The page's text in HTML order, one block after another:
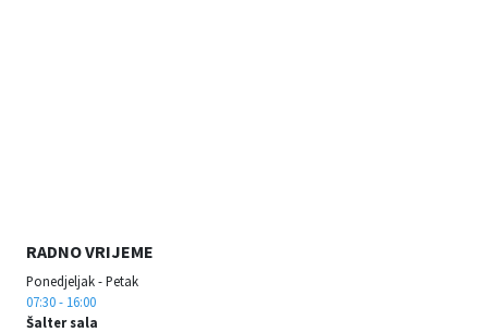
RADNO VRIJEME
Ponedjeljak - Petak
07:30 - 16:00
Šalter sala